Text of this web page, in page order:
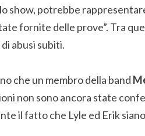
show, potrebbe
fornite delle prove”. Tra
abusi subiti.
che un membro della band
non sono ancora state
il fatto che Lyle ed Erik